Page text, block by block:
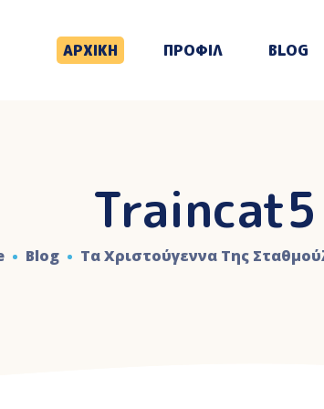
ΑΡΧΙΚΗ ΠΡΟΦΙΛ BLOG
Traincat5
Blog Τα Χριστούγεννα Της